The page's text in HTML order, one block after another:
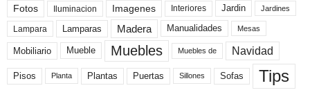
Fotos Iluminacion Imagenes Interiores Jardin Jardines
Lampara Lamparas Madera Manualidades Mesas
Mobiliario Mueble Muebles Muebles de Navidad
Pisos Planta Plantas Puertas Sillones Sofas Tips